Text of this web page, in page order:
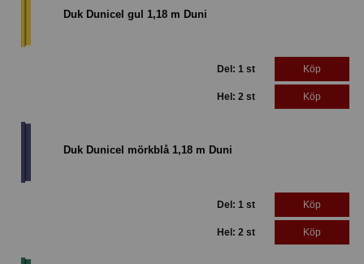
Duk Dunicel gul 1,18 m Duni
Del: 1 st Köp
Hel: 2 st Köp
Duk Dunicel mörkblå 1,18 m Duni
Del: 1 st Köp
Hel: 2 st Köp